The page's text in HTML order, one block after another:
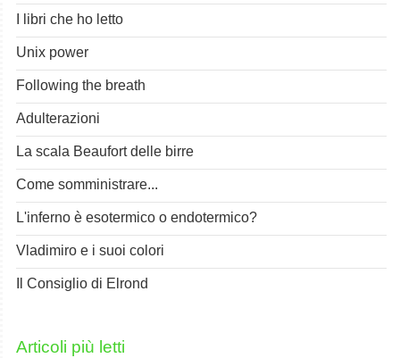
I libri che ho letto
Unix power
Following the breath
Adulterazioni
La scala Beaufort delle birre
Come somministrare...
L'inferno è esotermico o endotermico?
Vladimiro e i suoi colori
Il Consiglio di Elrond
Articoli più letti